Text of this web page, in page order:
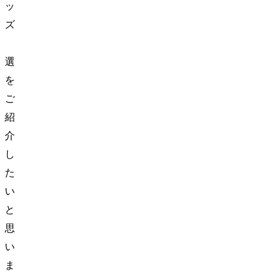
ッ
ズ
選
を
ご
紹
介
し
た
い
と
思
い
ま